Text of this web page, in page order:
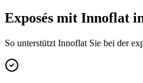
Exposés mit Innoflat
So unterstützt Innoflat Sie bei der